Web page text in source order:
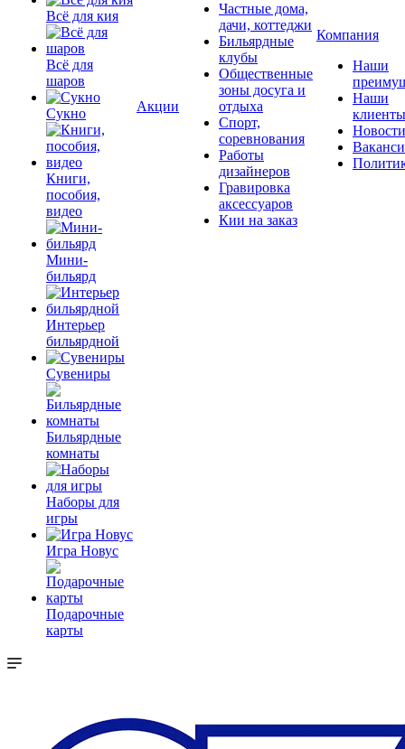
Всё для кия
Всё для
шаров
Сукно
Книги,
пособия,
видео
Мини-
бильярд
Интерьер
бильярдной
Сувениры
Бильярдные
комнаты
Наборы для
игры
Игра Новус
Подарочные
карты
Акции
Частные дома,
дачи, коттеджи
Бильярдные
клубы
Общественные
зоны досуга и
отдыха
Спорт,
соревнования
Работы
дизайнеров
Гравировка
аксессуаров
Кии на заказ
Компания
Наши
Наши
клиенты
Новости